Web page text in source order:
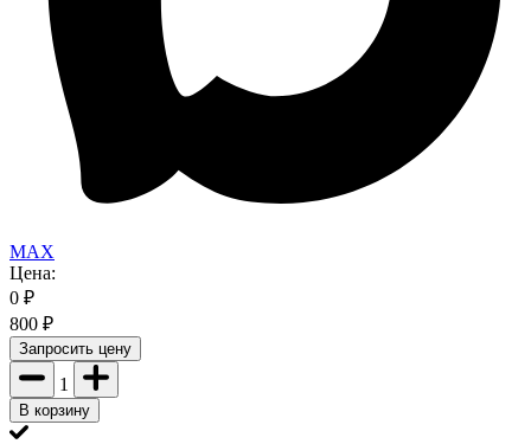
MAX
Цена:
0 ₽
800 ₽
Запросить цену
1
В корзину